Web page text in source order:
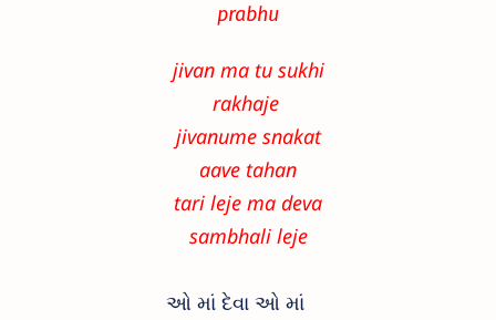
prabhu
jivan ma tu sukhi
rakhaje
jivanume snakat
aave tahan
tari leje ma deva
sambhali leje
ઓ માં દેવા ઓ માં